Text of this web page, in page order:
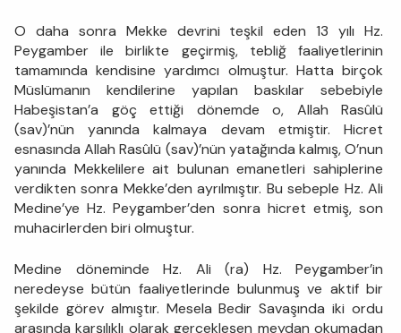
O daha sonra Mekke devrini teşkil eden 13 yılı Hz.
Peygamber ile birlikte geçirmiş, tebliğ faaliyetlerinin
tamamında kendisine yardımcı olmuştur. Hatta birçok
Müslümanın kendilerine yapılan baskılar sebebiyle
Habeşistan’a göç ettiği dönemde o, Allah Rasûlü
(sav)’nün yanında kalmaya devam etmiştir. Hicret
esnasında Allah Rasûlü (sav)’nün yatağında kalmış, O’nun
yanında Mekkelilere ait bulunan emanetleri sahiplerine
verdikten sonra Mekke’den ayrılmıştır. Bu sebeple Hz. Ali
Medine’ye Hz. Peygamber’den sonra hicret etmiş, son
muhacirlerden biri olmuştur.
Medine döneminde Hz. Ali (ra) Hz. Peygamber’in
neredeyse bütün faaliyetlerinde bulunmuş ve aktif bir
şekilde görev almıştır. Mesela Bedir Savaşında iki ordu
arasında karşılıklı olarak gerçekleşen meydan okumadan